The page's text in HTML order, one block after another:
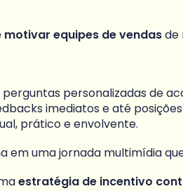
motivar equipes de vendasde
personalizadas de
imediatos e até
prático e envolvente.
em uma jornada multimídia
estratégia de incentivo